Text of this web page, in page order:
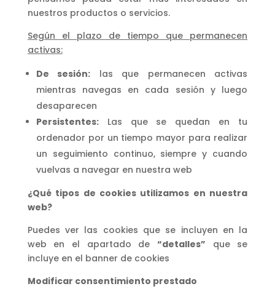
nuestros productos o servicios.
Según el plazo de tiempo que permanecen
activas:
De sesión: las que permanecen activas
mientras navegas en cada sesión y luego
desaparecen
Persistentes:Las que se quedan en tu
ordenador por un tiempo mayor para realizar
un seguimiento continuo, siempre y cuando
vuelvas a navegar en nuestra web
¿Qué tipos de cookies utilizamos en nuestra
web?
Puedes ver las cookies que se incluyen en la
web en el apartado de “detalles” que se
incluye en el banner de cookies
Modificar consentimiento prestado